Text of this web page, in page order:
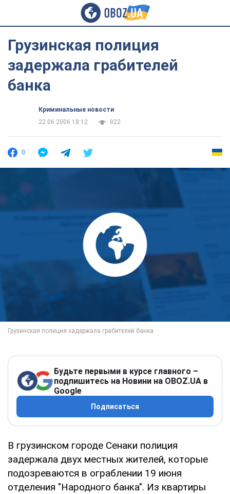
Грузинская полиция
задержала грабителей
банка
Криминальные новости
22.06.2006 18:12
822
0
Будьте первыми в курсе главного –
подпишитесь на Новини на OBOZ.UA в
Google
Подписаться
В грузинском городе Сенаки полиция
задержала двух местных жителей, которые
подозреваются в ограблении 19 июня
отделения "Народного банка". Из квартиры